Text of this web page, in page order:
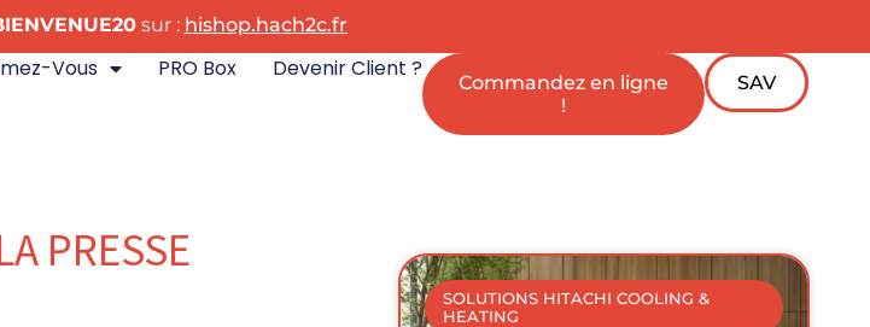
sur : hishop.hach2c.fr
Vous PRO Box Devenir Client ?
Commandez en ligne
!
SAV
SOLUTIONS HITACHI COOLING &
HEATING
PRESSE